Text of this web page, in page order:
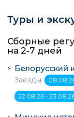
Туры и
Сборные
на 2-7 дней
Белорусский
Заезды:
22.08.26 -